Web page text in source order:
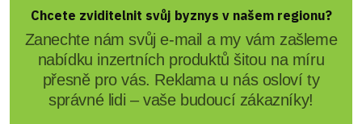
Chcete zviditelnit svůj byznys v našem regionu?
Zanechte nám svůj e-mail a my vám zašleme
nabídku inzertních produktů šitou na míru
přesně pro vás. Reklama u nás osloví ty
správné lidi – vaše budoucí zákazníky!